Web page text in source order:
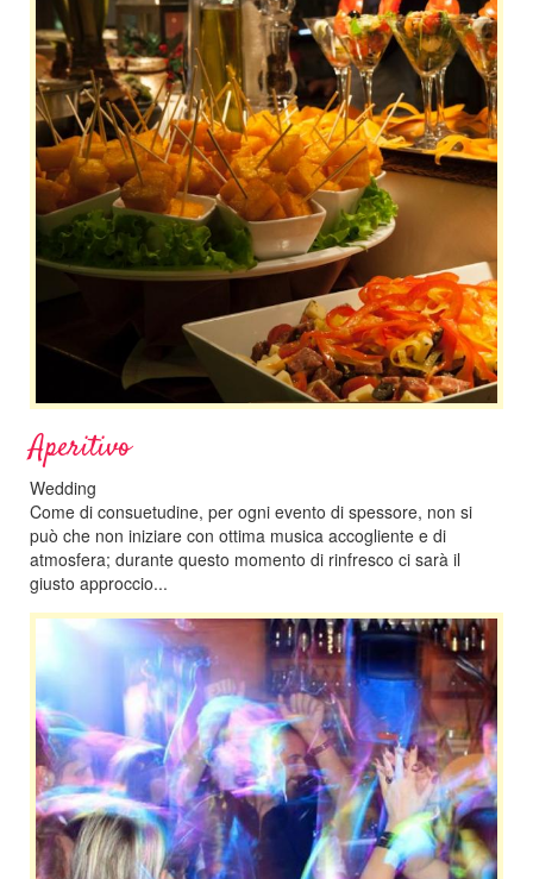
Aperitivo
Wedding
Come di consuetudine, per ogni evento di spessore, non si
può che non iniziare con ottima musica accogliente e di
atmosfera; durante questo momento di rinfresco ci sarà il
giusto approccio...